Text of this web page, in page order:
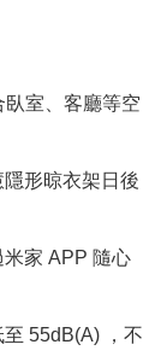
室、客廳等空
形晾衣架日後
家 APP 隨心
55dB(A) ，不